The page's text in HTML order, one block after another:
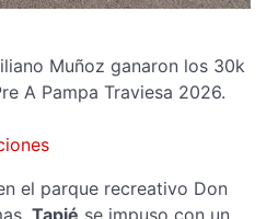
Muñoz ganaron los 30k
A Pampa Traviesa 2026.
el parque recreativo Don